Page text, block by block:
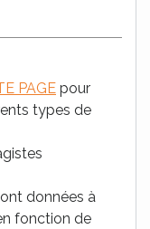
PAGE pour
types de
données à
fonction de